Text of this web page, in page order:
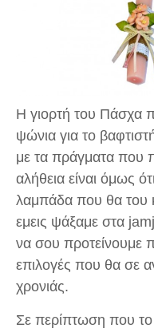
Η γιορτή του Πάσχα
ψώνια για το
με τα πράγματα που
αλήθεια είναι όμως
λαμπάδα που θα του
εμεις ψάξαμε στα
να σου προτείνουμε
επιλογές που θα σε
χρονιάς.
Σε περίπτωση που το